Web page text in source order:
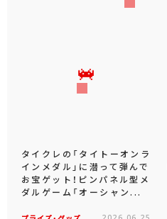
タイクレの「タイトーオンラ
インメダル」に潜って弾んで
お宝ゲット！ピンパネル型メ
ダルゲーム「オーシャン...